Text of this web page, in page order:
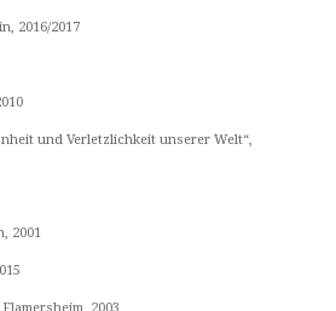
2016/2017
und Verletzlichkeit unserer Welt“,
2001